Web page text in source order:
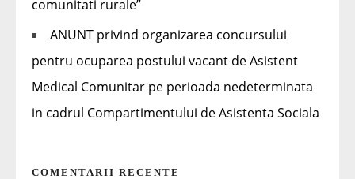
comunitati rurale”
ANUNT privind organizarea concursului
pentru ocuparea postului vacant de Asistent
Medical Comunitar pe perioada nedeterminata
in cadrul Compartimentului de Asistenta Sociala
COMENTARII RECENTE